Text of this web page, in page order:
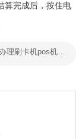
算完成后，按住电
如何办理刷卡机pos机流程